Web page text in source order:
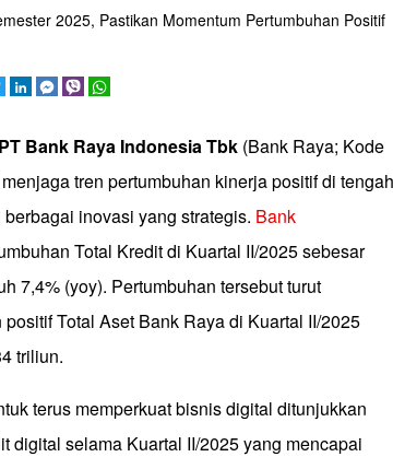
2025, Pastikan Momentum Pertumbuhan Positif
PT Bank Raya Indonesia Tbk (Bank Raya; Kode
tren pertumbuhan kinerja positif di tengah
inovasi yang strategis. Bank
Total Kredit di Kuartal II/2025 sebesar
7,4% (yoy). Pertumbuhan tersebut turut
Total Aset Bank Raya di Kuartal II/2025
triliun.
terus memperkuat bisnis digital ditunjukkan
digital selama Kuartal II/2025 yang mencapai